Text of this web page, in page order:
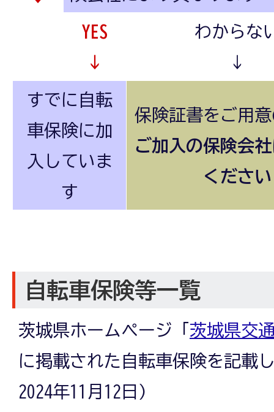
YES
↓
わからな
↓
すでに自転
車保険に加
入していま
す
保険証書をご用
ご加入の保険会
ください
自転車保険等一覧
茨城県ホームページ「 茨城県交
に掲載された自転車保険を記載
2024年11月12日)